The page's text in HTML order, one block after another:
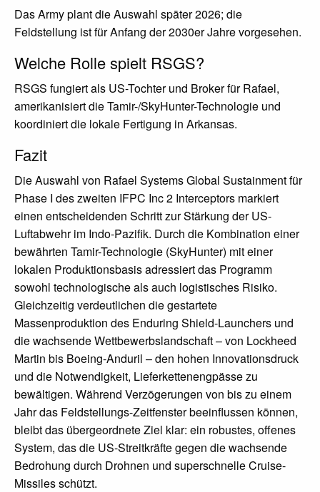
Das Army plant die Auswahl später 2026; die
Feldstellung ist für Anfang der 2030er Jahre vorgesehen.
Welche Rolle spielt RSGS?
RSGS fungiert als US-Tochter und Broker für Rafael,
amerikanisiert die Tamir-/SkyHunter-Technologie und
koordiniert die lokale Fertigung in Arkansas.
Fazit
Die Auswahl von Rafael Systems Global Sustainment für
Phase I des zweiten IFPC Inc 2 Interceptors markiert
einen entscheidenden Schritt zur Stärkung der US-
Luftabwehr im Indo-Pazifik. Durch die Kombination einer
bewährten Tamir-Technologie (SkyHunter) mit einer
lokalen Produktionsbasis adressiert das Programm
sowohl technologische als auch logistisches Risiko.
Gleichzeitig verdeutlichen die gestartete
Massenproduktion des Enduring Shield-Launchers und
die wachsende Wettbewerbslandschaft – von Lockheed
Martin bis Boeing-Anduril – den hohen Innovationsdruck
und die Notwendigkeit, Lieferkettenengpässe zu
bewältigen. Während Verzögerungen von bis zu einem
Jahr das Feldstellungs-Zeitfenster beeinflussen können,
bleibt das übergeordnete Ziel klar: ein robustes, offenes
System, das die US-Streitkräfte gegen die wachsende
Bedrohung durch Drohnen und superschnelle Cruise-
Missiles schützt.